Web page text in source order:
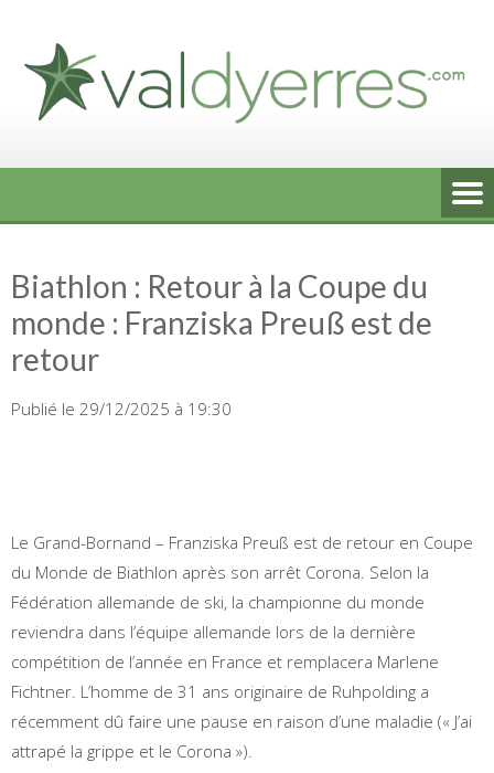
content
Biathlon : Retour à la Coupe du
monde : Franziska Preuß est de
retour
Publié le 29/12/2025 à 19:30
Le Grand-Bornand – Franziska Preuß est de retour en Coupe
du Monde de Biathlon après son arrêt Corona. Selon la
Fédération allemande de ski, la championne du monde
reviendra dans l’équipe allemande lors de la dernière
compétition de l’année en France et remplacera Marlene
Fichtner. L’homme de 31 ans originaire de Ruhpolding a
récemment dû faire une pause en raison d’une maladie (« J’ai
attrapé la grippe et le Corona »).